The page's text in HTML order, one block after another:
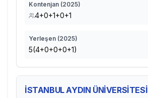
Kontenjan (2025)
4+0+1+0+1
Yerleşen (2025)
5(4+0+0+0+1)
İSTANBUL AYDIN ÜNİVERSİTESİ